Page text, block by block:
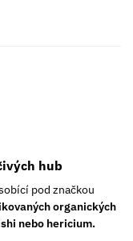
hub
pod značkou
organických
nebo hericium.